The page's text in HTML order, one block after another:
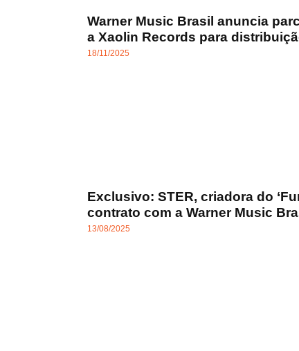
Warner Music Brasil anuncia
a Xaolin Records para
18/11/2025
Exclusivo: STER, criadora do
contrato com a Warner Music
13/08/2025